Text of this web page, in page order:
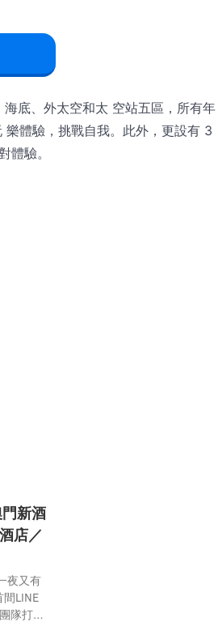
底、外太空和太 空站五區，所有年
體驗，挑戰自我。此外，更設有 3
體驗。
新酒
店／
夜又有
LINE
隊打造